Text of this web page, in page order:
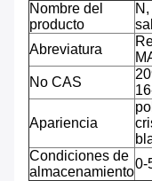
Nombre del
producto
Abreviatura
No CAS
Apariencia
Condiciones de
almacenamiento
0-